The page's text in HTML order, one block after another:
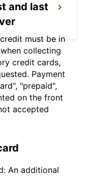
and last
must be in
collecting
credit cards,
Payment
"prepaid",
on the front
accepted
An additional